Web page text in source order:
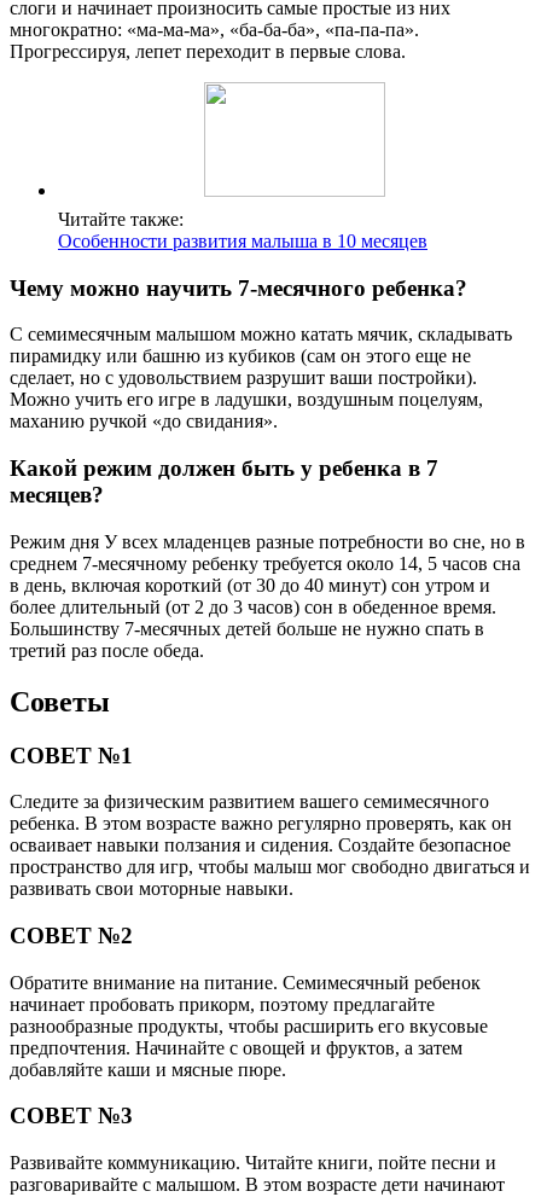
слоги и начинает произносить самые простые из них
многократно: «ма-ма-ма», «ба-ба-ба», «па-па-па».
Прогрессируя, лепет переходит в первые слова.
Читайте также:
Особенности развития малыша в 10 месяцев
Чему можно научить 7-месячного ребенка?
С семимесячным малышом можно катать мячик, складывать
пирамидку или башню из кубиков (сам он этого еще не
сделает, но с удовольствием разрушит ваши постройки).
Можно учить его игре в ладушки, воздушным поцелуям,
маханию ручкой «до свидания».
Какой режим должен быть у ребенка в 7
месяцев?
Режим дня У всех младенцев разные потребности во сне, но в
среднем 7-месячному ребенку требуется около 14, 5 часов сна
в день, включая короткий (от 30 до 40 минут) сон утром и
более длительный (от 2 до 3 часов) сон в обеденное время.
Большинству 7-месячных детей больше не нужно спать в
третий раз после обеда.
Советы
СОВЕТ №1
Следите за физическим развитием вашего семимесячного
ребенка. В этом возрасте важно регулярно проверять, как он
осваивает навыки ползания и сидения. Создайте безопасное
пространство для игр, чтобы малыш мог свободно двигаться и
развивать свои моторные навыки.
СОВЕТ №2
Обратите внимание на питание. Семимесячный ребенок
начинает пробовать прикорм, поэтому предлагайте
разнообразные продукты, чтобы расширить его вкусовые
предпочтения. Начинайте с овощей и фруктов, а затем
добавляйте каши и мясные пюре.
СОВЕТ №3
Развивайте коммуникацию. Читайте книги, пойте песни и
разговаривайте с малышом. В этом возрасте дети начинают